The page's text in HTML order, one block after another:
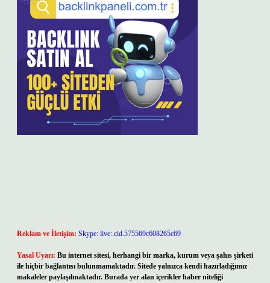
Reklam ve İletişim: Skype: live:.cid.575569c608265c69
Yasal Uyarı: Bu internet sitesi, herhangi bir marka, kurum veya şahıs şirketi
ile hiçbir bağlantısı bulunmamaktadır. Sitede yalnızca kendi hazırladığımız
makaleler paylaşılmaktadır. Burada yer alan içerikler haber niteliği